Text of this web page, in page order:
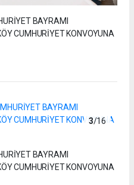
BAYRAMI
CUMHURİYET KONVOYUNA
3/16
BAYRAMI
CUMHURİYET KONVOYUNA